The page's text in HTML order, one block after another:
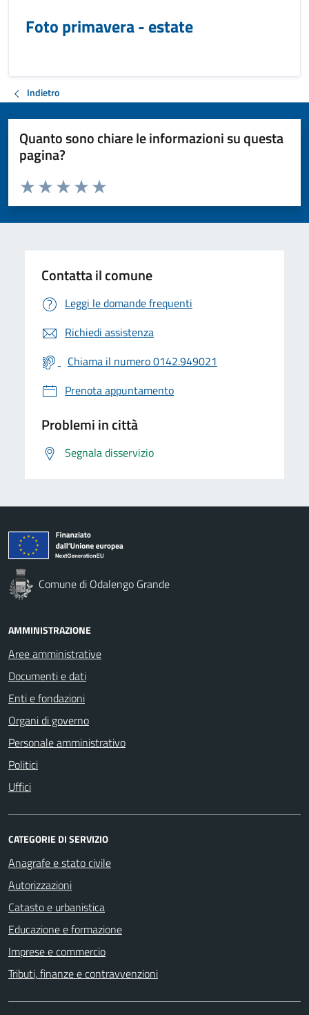
Foto primavera - estate
Indietro
Quanto sono chiare le informazioni su questa
pagina?
Valuta da 1 a 5 stelle la pagina
Valuta 5 stelle su 5
Valuta 4 stelle su 5
Valuta 3 stelle su 5
Valuta 2 stelle su 5
Valuta 1 stelle su 5
Contatta il comune
Leggi le domande frequenti
Richiedi assistenza
Chiama il numero 0142.949021
Prenota appuntamento
Problemi in città
Segnala disservizio
Comune di Odalengo Grande
AMMINISTRAZIONE
Aree amministrative
Documenti e dati
Enti e fondazioni
Organi di governo
Personale amministrativo
Politici
Uffici
CATEGORIE DI SERVIZIO
Anagrafe e stato civile
Autorizzazioni
Catasto e urbanistica
Educazione e formazione
Imprese e commercio
Tributi, finanze e contravvenzioni